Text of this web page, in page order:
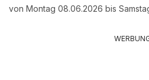
von Montag 08.06.2026 bis